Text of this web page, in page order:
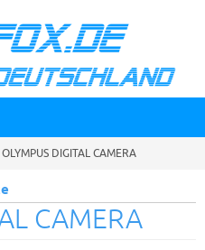
OLYMPUS DIGITAL CAMERA
CAMERA